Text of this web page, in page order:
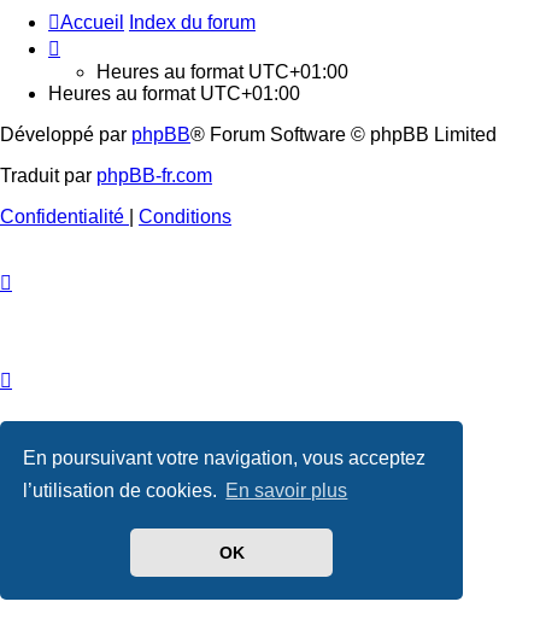
En poursuivant votre navigation, vous acceptez
l’utilisation de cookies. En savoir plus
OK
Accueil Index du forum
Heures au format UTC+01:00
Heures au format UTC+01:00
Développé par phpBB® Forum Software © phpBB Limited
Traduit par phpBB-fr.com
Confidentialité
Conditions